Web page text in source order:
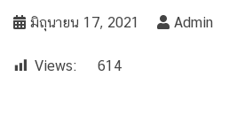
มิถุนายน 17, 2021 Admin
Views: 614